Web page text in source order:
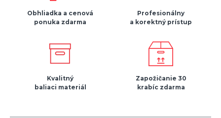
Obhliadka a cenová
ponuka zdarma
Profesionálny
a korektný prístup
Kvalitný
baliaci materiál
Zapožičanie 30
krabíc zdarma